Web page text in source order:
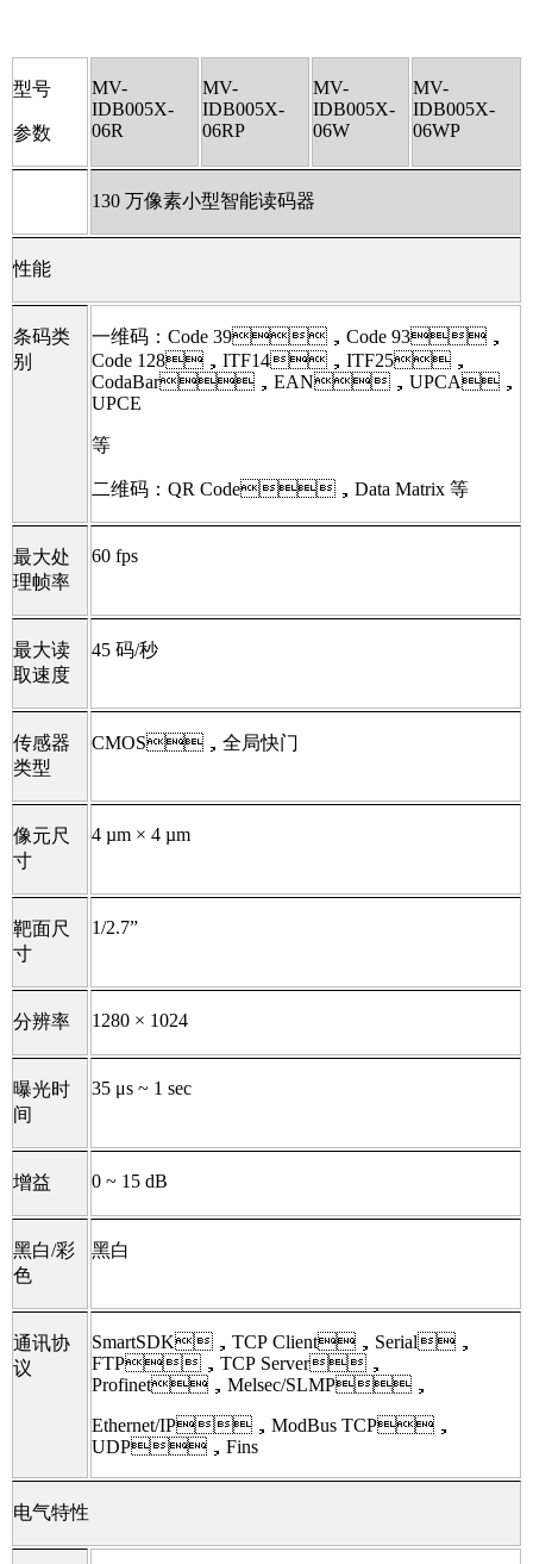
型号
参数
MV-
IDB005X-
06R
MV-
IDB005X-
06RP
MV-
IDB005X-
06W
MV-
IDB005X-
06WP
130 万像素小型智能读码器
性能
条码类
别
一维码：Code 39，Code 93，
Code 128，ITF14，ITF25，
CodaBar，EAN，UPCA，
UPCE
等
二维码：QR Code，Data Matrix 等
最大处
理帧率
60 fps
最大读
取速度
45 码/秒
传感器
类型
CMOS，全局快门
像元尺
寸
4 µm × 4 µm
靶面尺
寸
1/2.7”
分辨率 1280 × 1024
曝光时
间
35 μs ~ 1 sec
增益 0 ~ 15 dB
黑白/彩
色
黑白
通讯协
议
SmartSDK，TCP Client，Serial，
FTP，TCP Server，
Profinet，Melsec/SLMP，
Ethernet/IP，ModBus TCP，
UDP，Fins
电气特性